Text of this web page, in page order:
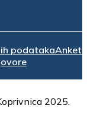
podatakaAnketa
2025.